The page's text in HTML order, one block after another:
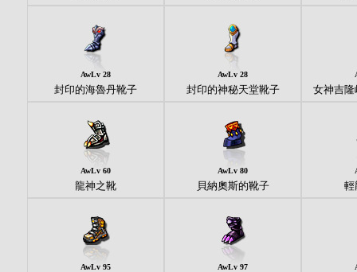
AwLv 28
封印的海魯丹靴子
AwLv 28
封印的神秘天堂靴子 女神吉
AwLv 60
龍神之靴
AwLv 80
貝納奧斯的靴子 輕
AwLv 95 AwLv 97